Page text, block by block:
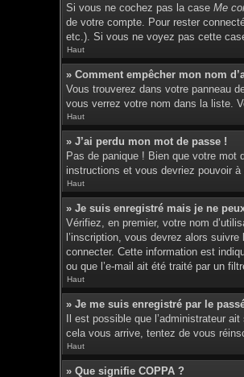
Si vous ne cochez pas la case Me
de votre compte. Pour rester
etc.). Si vous ne voyez pas cette
Haut
» Comment empêcher mon nom
Vous trouverez dans votre panneau
vous verrez votre nom dans la liste.
Haut
» J’ai perdu mon mot de passe !
Pas de panique ! Bien que votre
instructions et vous devriez pouvoir
Haut
» Je suis enregistré mais je ne
Vérifiez, en premier, votre nom
l’inscription, vous devrez alors
connecter. Cette information est
ou que l’e-mail ait été traité par un
Haut
» Je me suis enregistré par le
Il est possible que l’administrateur
cela vous arrive, tentez de vous
Haut
» Que signifie COPPA ?